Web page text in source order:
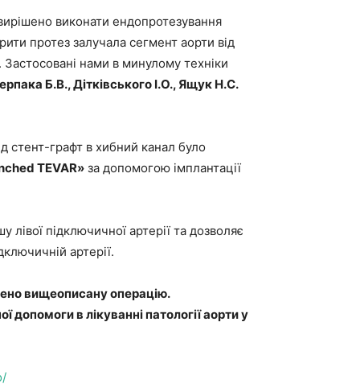
виконати ендопротезування
протез залучала сегмент аорти від
нами в минулому техніки
Б.В., Дітківського І.О., Ящук Н.С.
стент-графт в хибний канал було
TEVAR» за допомогою імплантації
підключичної артерії та дозволяє
артерії.
вищеописану операцію.
в лікуванні патології аорти у